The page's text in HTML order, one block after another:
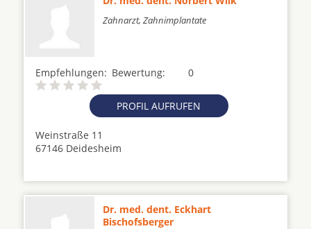
Zahnarzt, Zahnimplantate
Empfehlungen: 0
Bewertung:
PROFIL AUFRUFEN
Weinstraße 11
67146 Deidesheim
Dr. med. dent. Eckhart
Bischofsberger